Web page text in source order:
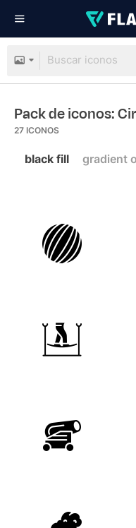
Pack de iconos:
27 ICONOS
black fill gradient